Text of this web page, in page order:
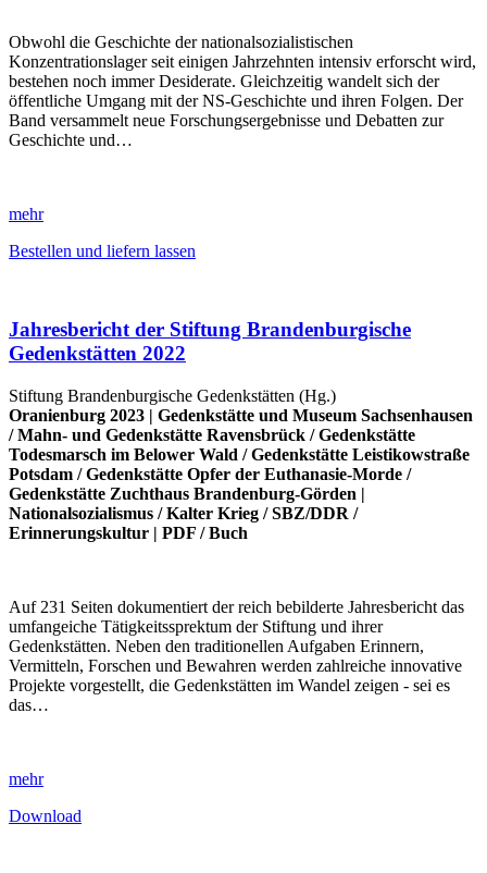
Obwohl die Geschichte der nationalsozialistischen
Konzentrationslager seit einigen Jahrzehnten intensiv erforscht wird,
bestehen noch immer Desiderate. Gleichzeitig wandelt sich der
öffentliche Umgang mit der NS-Geschichte und ihren Folgen. Der
Band versammelt neue Forschungsergebnisse und Debatten zur
Geschichte und…
mehr
Bestellen und liefern lassen
Jahresbericht der Stiftung Brandenburgische
Gedenkstätten 2022
Stiftung Brandenburgische Gedenkstätten (Hg.)
Oranienburg 2023 | Gedenkstätte und Museum Sachsenhausen
/Mahn- und Gedenkstätte Ravensbrück /Gedenkstätte
Todesmarsch im Belower Wald /Gedenkstätte Leistikowstraße
Potsdam /Gedenkstätte Opfer der Euthanasie-Morde /
Gedenkstätte Zuchthaus Brandenburg-Görden |
Nationalsozialismus /Kalter Krieg /SBZ/DDR /
Erinnerungskultur | PDF /Buch
Auf 231 Seiten dokumentiert der reich bebilderte Jahresbericht das
umfangeiche Tätigkeitssprektum der Stiftung und ihrer
Gedenkstätten. Neben den traditionellen Aufgaben Erinnern,
Vermitteln, Forschen und Bewahren werden zahlreiche innovative
Projekte vorgestellt, die Gedenkstätten im Wandel zeigen - sei es
das…
mehr
Download